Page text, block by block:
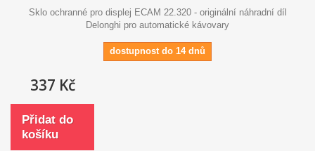
Sklo ochranné pro displej ECAM 22.320 - originální náhradní díl
Delonghi pro automatické kávovary
dostupnost do 14 dnů
337 Kč
Přidat do
košíku